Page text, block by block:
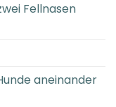
Fellnasen
aneinander